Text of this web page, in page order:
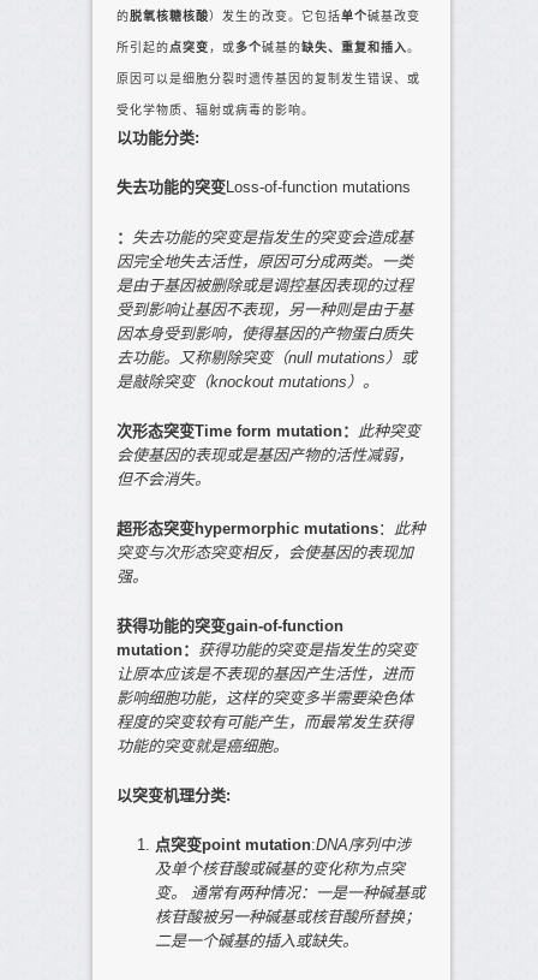
的脱氧核糖核酸）发生的改变。它包括单个碱基改变
所引起的点突变，或多个碱基的缺失、重复和插入。
原因可以是细胞分裂时遗传基因的复制发生错误、或
受化学物质、辐射或病毒的影响。
以功能分类:
失去功能的突变Loss-of-function mutations
： 失去功能的突变是指发生的突变会造成基
因完全地失去活性，原因可分成两类。一类
是由于基因被删除或是调控基因表现的过程
受到影响让基因不表现，另一种则是由于基
因本身受到影响，使得基因的产物蛋白质失
去功能。又称剔除突变（null mutations ）或
是敲除突变（knockout mutations ）。
次形态突变Time form mutation：
此种突变
会使基因的表现或是基因产物的活性减弱，
但不会消失。
超形态突变hypermorphic mutations：
此种
突变与次形态突变相反，会使基因的表现加
强。
获得功能的突变gain-of-function
mutation： 获得功能的突变是指发生的突变
让原本应该是不表现的基因产生活性，进而
影响细胞功能，这样的突变多半需要染色体
程度的突变较有可能产生，而最常发生获得
功能的突变就是癌细胞。
以突变机理分类:
点突变point mutation:DNA序列中涉
及单个核苷酸或碱基的变化称为点突
变。
通常有两种情况：一是一种碱基或
核苷酸被另一种碱基或核苷酸所替换；
二是一个碱基的插入或缺失。